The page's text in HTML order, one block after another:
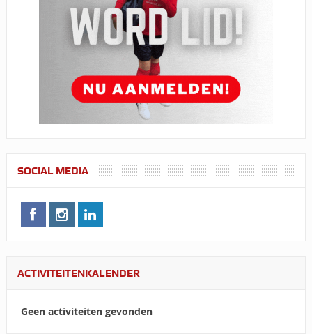
SOCIAL MEDIA
ACTIVITEITENKALENDER
Geen activiteiten gevonden